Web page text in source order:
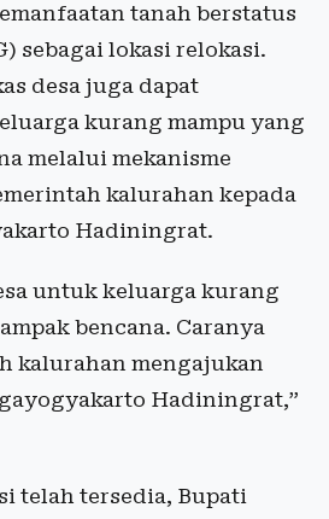
tanah berstatus
sebagai lokasi relokasi.
desa juga dapat
kurang mampu yang
melalui mekanisme
kalurahan kepada
Hadiningrat.
untuk keluarga kurang
bencana. Caranya
kalurahan mengajukan
Hadiningrat,”
telah tersedia, Bupati